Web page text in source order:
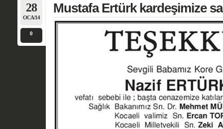
28
OCA/14
0
Mustafa Ertürk kardeşimize